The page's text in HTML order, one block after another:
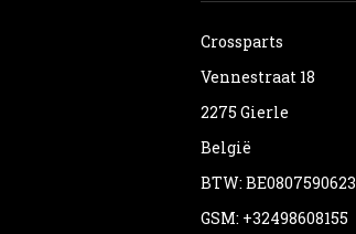
Crossparts
Vennestraat 18
2275 Gierle
België
BTW: BE0807590623
GSM: +32498608155